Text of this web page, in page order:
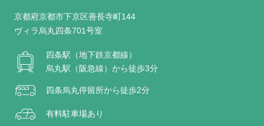
京都府京都市下京区善長寺町144
ヴィラ烏丸四条701号室
四条駅（地下鉄京都線）
烏丸駅（阪急線）から徒歩3分
四条烏丸停留所から徒歩2分
有料駐車場あり